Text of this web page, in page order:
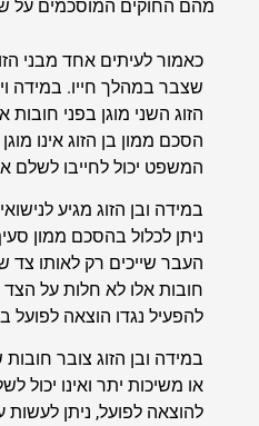
מהם החוקים המוסכמים על
כאמור לעיתים אחד מבני
שצבר במהלך חייו. במידה
הזוג השני מוגן בפני חובות
הסכם ממון בן הזוג אינו
המשפט יכול לחייבו לשלם
במידה ובן הזוג מגיע
ניתן לכלול בהסכם ממון
העבר שייכים רק לאותו צד
חובות אלו לא חלות על הצד
להפעיל נגדו הוצאה לפועל
במידה ובן הזוג צובר
או משיכות יתר ואינו יכול
להוצאה לפועל, ניתן לעשות